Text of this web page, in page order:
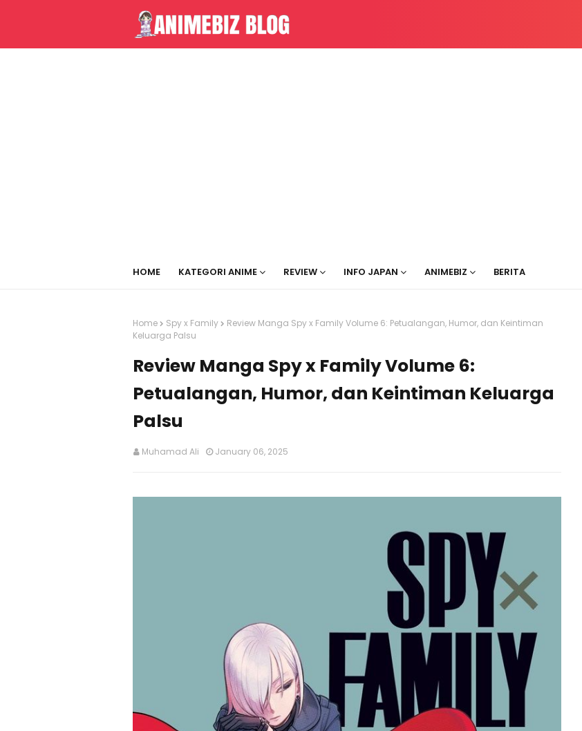
HOME KATEGORI ANIME REVIEW INFO JAPAN ANIMEBIZ BERITA
Home Spy x Family
Review Manga Spy x Family Volume 6: Petualangan, Humor, dan Keintiman
Keluarga Palsu
Review Manga Spy x Family Volume 6:
Petualangan, Humor, dan Keintiman Keluarga
Palsu
Muhamad Ali January 06, 2025